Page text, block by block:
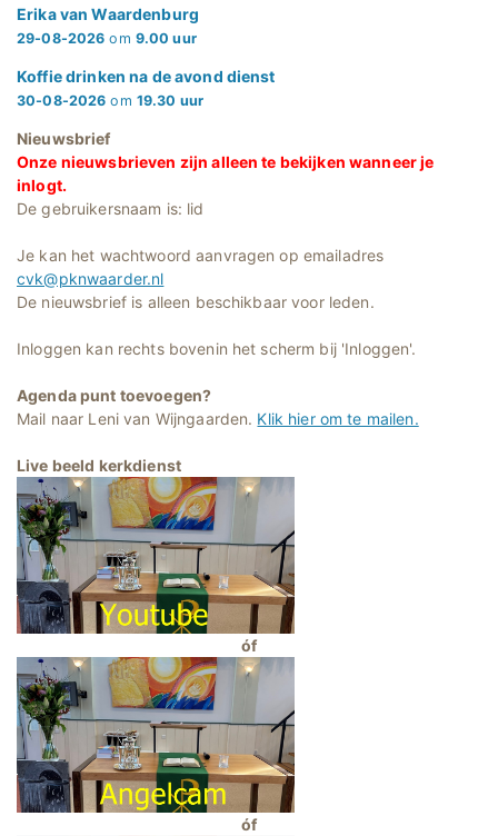
Erika van Waardenburg
29-08-2026 om 9.00 uur
Koffie drinken na de avond dienst
30-08-2026 om 19.30 uur
Nieuwsbrief
Onze nieuwsbrieven zijn alleen te bekijken wanneer je
inlogt.
De gebruikersnaam is: lid
Je kan het wachtwoord aanvragen op emailadres
cvk@pknwaarder.nl
De nieuwsbrief is alleen beschikbaar voor leden.
Inloggen kan rechts bovenin het scherm bij 'Inloggen'.
Agenda punt toevoegen?
Mail naar Leni van Wijngaarden. Klik hier om te mailen.
Live beeld kerkdienst
óf
óf